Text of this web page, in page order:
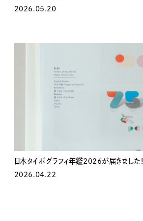
2026.05.20
日本タイポグラフィ年鑑2026が届きました！
2026.04.22